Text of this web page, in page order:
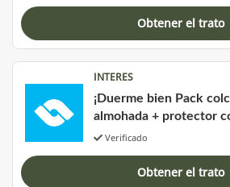
Obtener el trato
INTERES
¡Duerme bien Pack
almohada + protector
Verificado
Obtener el trato